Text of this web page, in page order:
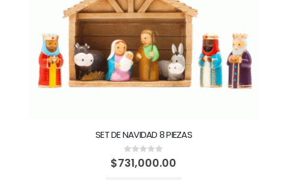
SET DE NAVIDAD 8 PIEZAS
0out of 5
$731,000.00